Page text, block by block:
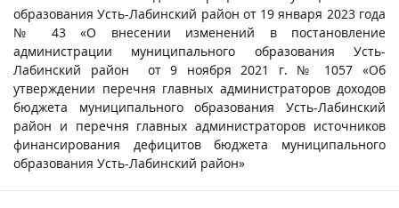
образования Усть-Лабинский район от 19 января 2023 года
№ 43 «О внесении изменений в постановление
администрации муниципального образования Усть-
Лабинский район от 9 ноября 2021 г. № 1057 «Об
утверждении перечня главных администраторов доходов
бюджета муниципального образования Усть-Лабинский
район и перечня главных администраторов источников
финансирования дефицитов бюджета муниципального
образования Усть-Лабинский район»